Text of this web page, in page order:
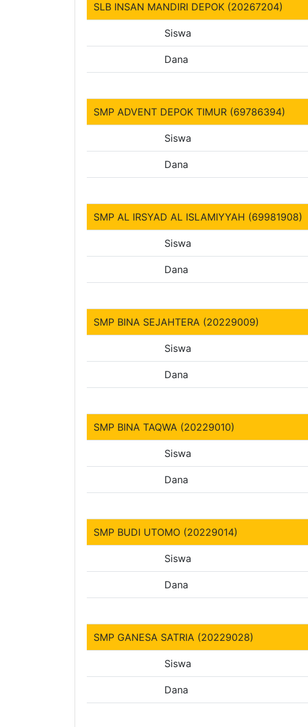
SLB INSAN MANDIRI DEPOK (20267204)
Siswa
Dana
SMP ADVENT DEPOK TIMUR (69786394)
Siswa
Dana
SMP AL IRSYAD AL ISLAMIYYAH (69981908)
Siswa
Dana
SMP BINA SEJAHTERA (20229009)
Siswa
Dana
SMP BINA TAQWA (20229010)
Siswa
Dana
SMP BUDI UTOMO (20229014)
Siswa
Dana
SMP GANESA SATRIA (20229028)
Siswa
Dana